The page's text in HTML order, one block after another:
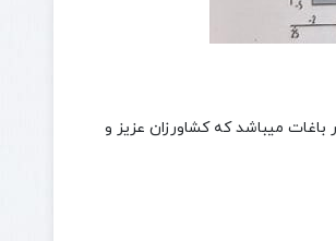
باغات میباشد که کشاورزان عزیز و